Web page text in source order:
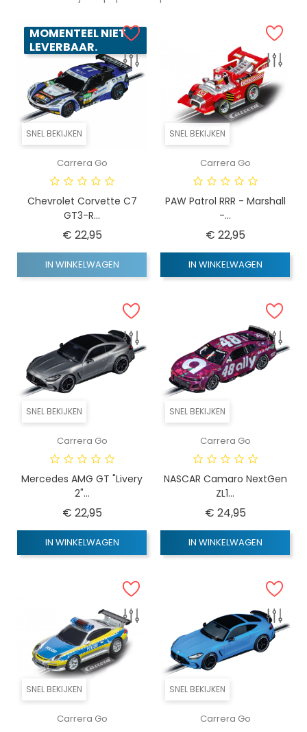
SNEL BEKIJKEN
MOMENTEEL NIET
LEVERBAAR.
Carrera Go
Chevrolet Corvette C7
GT3-R...
€ 22,95Prijs
IN WINKELWAGEN
SNEL BEKIJKEN
Carrera Go
PAW Patrol RRR - Marshall
-...
€ 22,95Prijs
IN WINKELWAGEN
SNEL BEKIJKEN
Carrera Go
Mercedes AMG GT "Livery
2"...
€ 22,95Prijs
IN WINKELWAGEN
SNEL BEKIJKEN
Carrera Go
NASCAR Camaro NextGen
ZL1...
€ 24,95Prijs
IN WINKELWAGEN
SNEL BEKIJKEN
Carrera Go
SNEL BEKIJKEN
Carrera Go